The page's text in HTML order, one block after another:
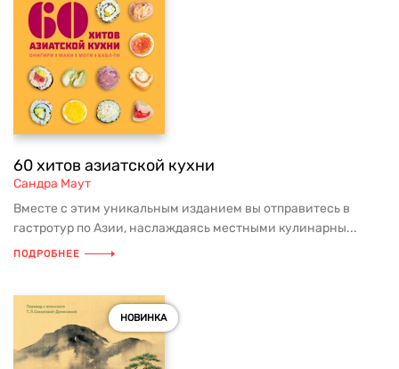
60 хитов азиатской кухни
Сандра Маут
Вместе с этим уникальным изданием вы отправитесь в
гастротур по Азии, наслаждаясь местными кулинарны...
ПОДРОБНЕЕ
НОВИНКА